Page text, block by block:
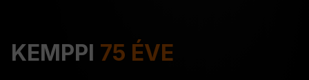
KEMPPI 75 ÉVE